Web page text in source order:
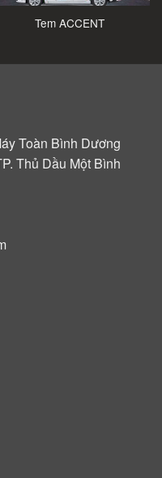
Tem ACCENT
Toàn Bình Dương
Thủ Dầu Một Bình